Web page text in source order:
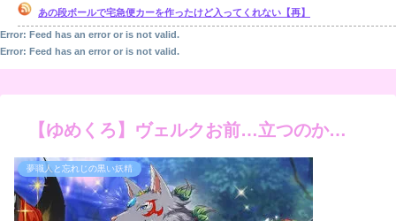
あの段ボールで宅急便カーを作ったけど入ってくれない【再】
Error: Feed has an error or is not valid.
Error: Feed has an error or is not valid.
【ゆめくろ】ヴェルクお前…立つのか…
夢職人と忘れじの黒い妖精